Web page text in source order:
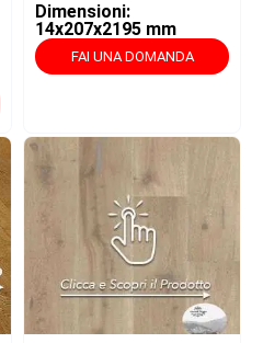
Dimensioni:
14x207x2195 mm
FAI UNA DOMANDA